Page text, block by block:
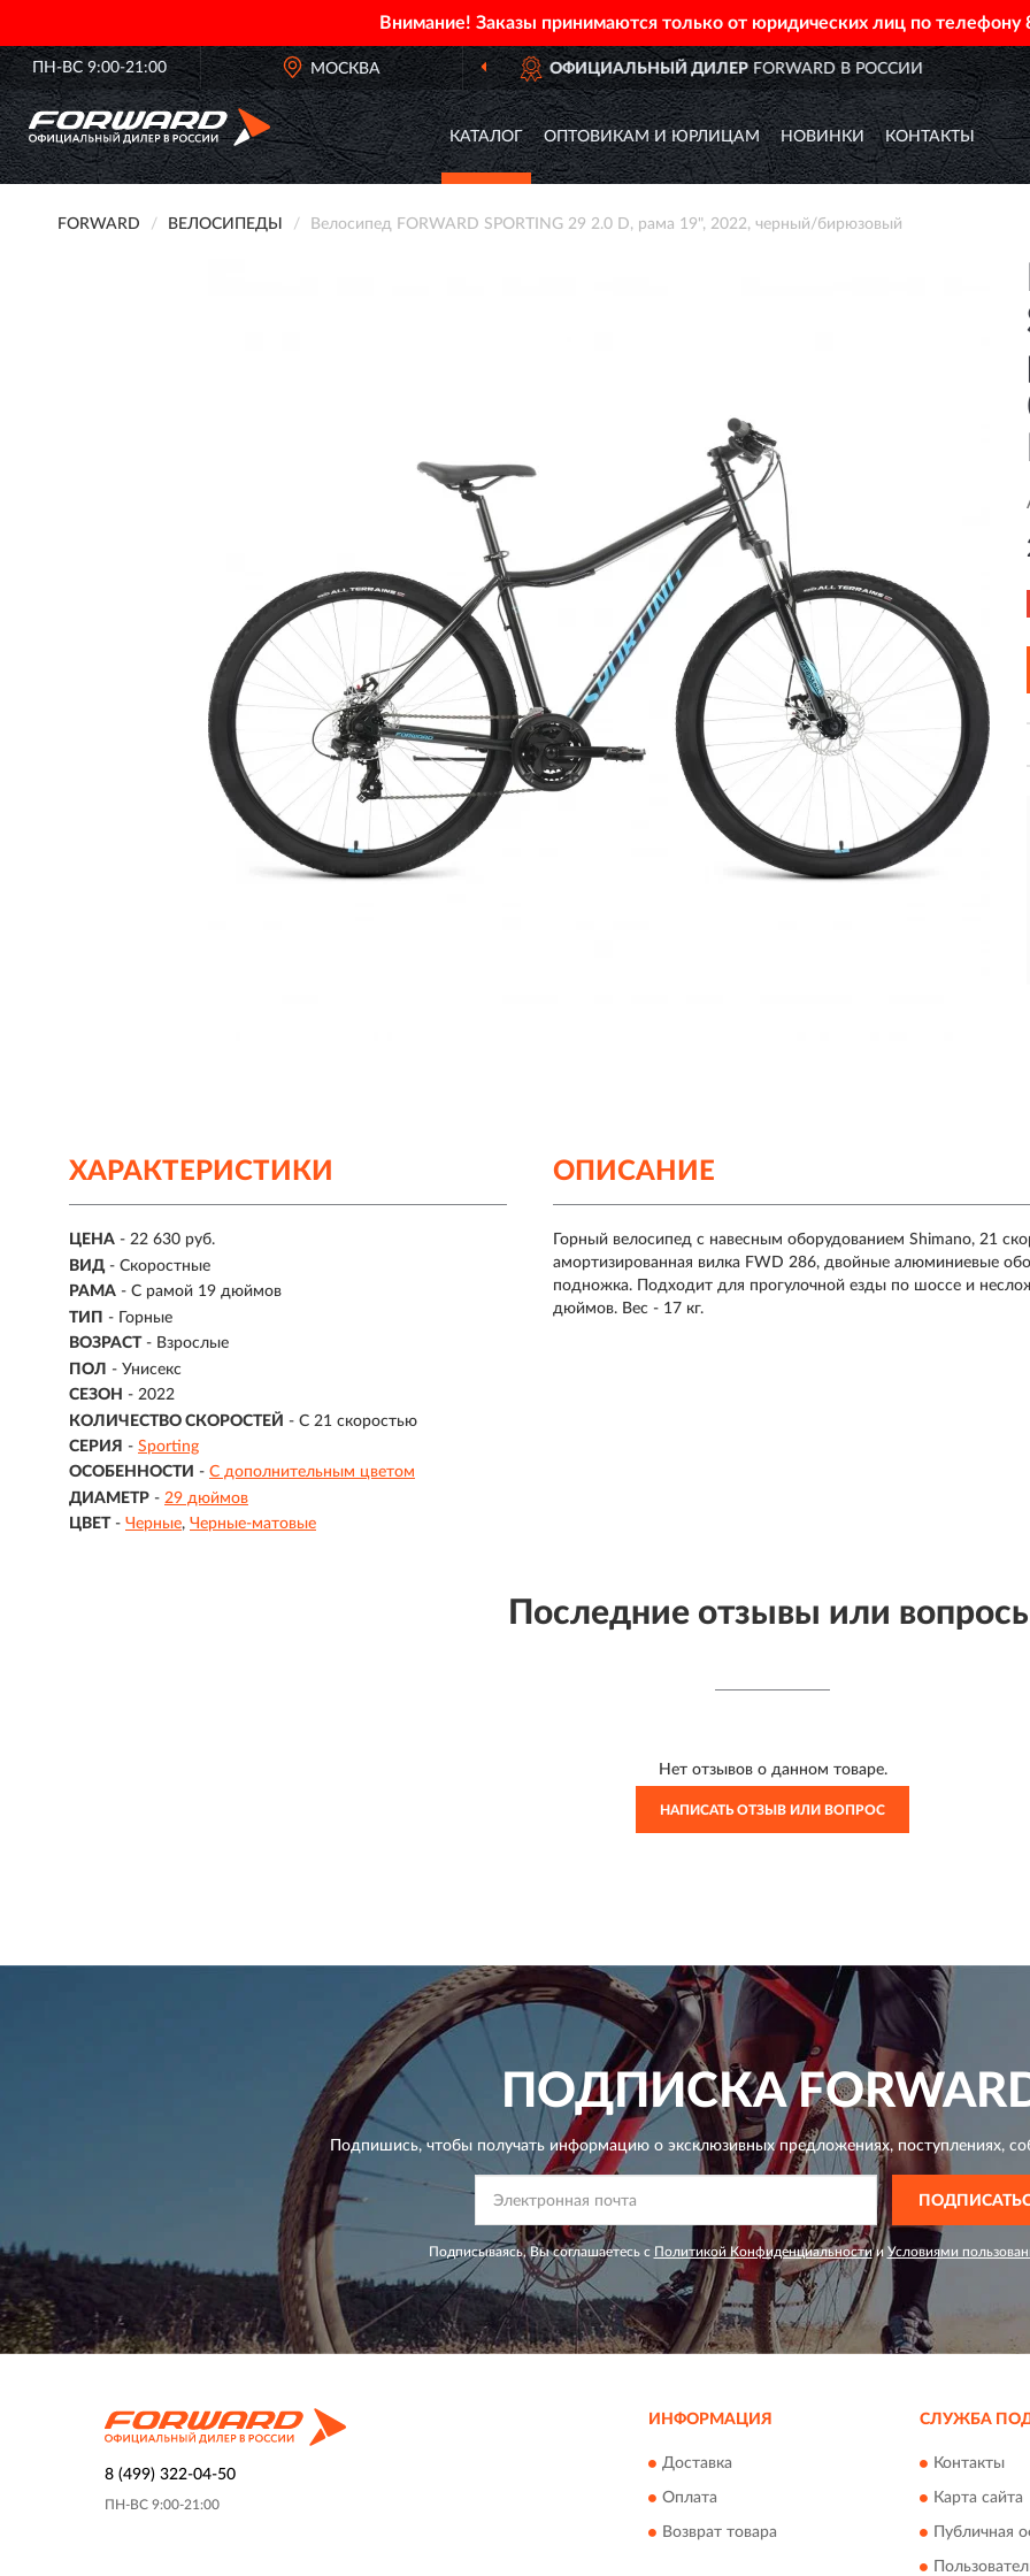
Внимание! Заказы принимаются только от юридических лиц по телефону
ПН-ВС 9:00-21:00 МОСКВА
ОФИЦИАЛЬНЫЙ ДИЛЕР FORWARD В РОССИИ ДОСТАВИМ ПО
КАТАЛОГ ОПТОВИКАМ И ЮРЛИЦАМ НОВИНКИ КОНТАКТЫ
FORWARD ВЕЛОСИПЕДЫ Велосипед FORWARD SPORTING 29 2.0 D, рама 19", 2022, черный/бирюзовый
ХАРАКТЕРИСТИКИ
ЦЕНА - 22 630 руб.
ВИД - Скоростные
РАМА - С рамой 19 дюймов
ТИП - Горные
ВОЗРАСТ - Взрослые
ПОЛ - Унисекс
СЕЗОН - 2022
КОЛИЧЕСТВО СКОРОСТЕЙ - С 21 скоростью
СЕРИЯ - Sporting
ОСОБЕННОСТИ - С дополнительным цветом
ДИАМЕТР - 29 дюймов
ЦВЕТ - Черные Черные-матовые
ОПИСАНИЕ
Горный велосипед с навесным оборудованием Shimano, 21
амортизированная вилка FWD 286, двойные алюминиевые
подножка. Подходит для прогулочной езды по шоссе и
дюймов. Вес - 17 кг.
Последние отзывы или
Нет отзывов о данном товаре.
НАПИСАТЬ ОТЗЫВ ИЛИ ВОПРОС
ПОДПИСКА
Подпишись, чтобы получать информацию о эксклюзивных предложениях,поступлениях,
Подписываясь, Вы соглашаетесь с Политикой Конфиденциальности и Условиями
8 (499) 322-04-50
ПН-ВС 9:00-21:00
ИНФОРМАЦИЯ
Доставка
Оплата
Возврат товара
СЛУЖБА
Контакты
Карта сайта
Публичная